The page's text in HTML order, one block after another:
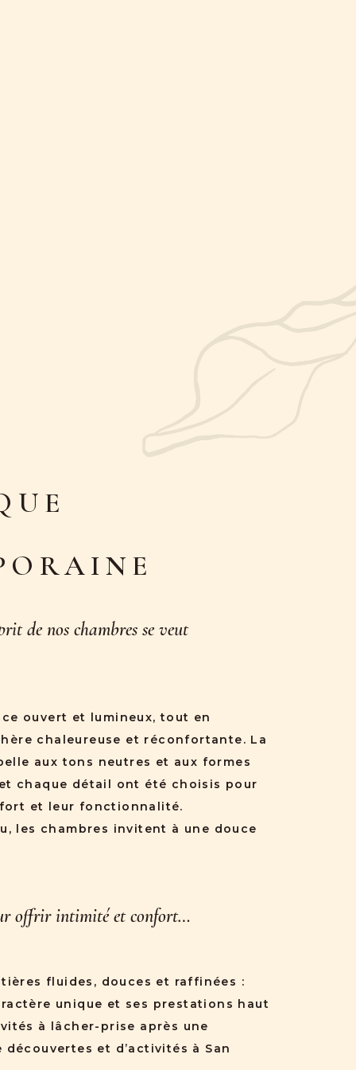
de nos chambres se veut
ouvert et lumineux, tout en
chaleureuse et réconfortante. La
aux tons neutres et aux formes
chaque détail ont été choisis pour
et leur fonctionnalité.
les chambres invitent à une douce
offrir intimité et confort…
fluides, douces et raffinées :
unique et ses prestations haut
à lâcher-prise après une
et d’activités à San